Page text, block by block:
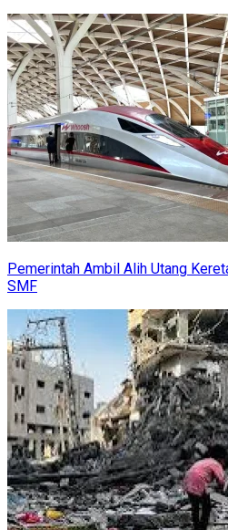
Pemerintah Ambil Alih Utang
SMF